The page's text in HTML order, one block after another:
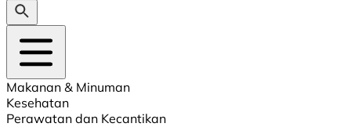
Makanan & Minuman
Kesehatan
Perawatan dan Kecantikan